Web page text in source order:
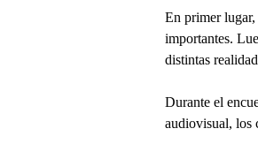
En primer
importantes.
distintas
Durante el
audiovisual, los